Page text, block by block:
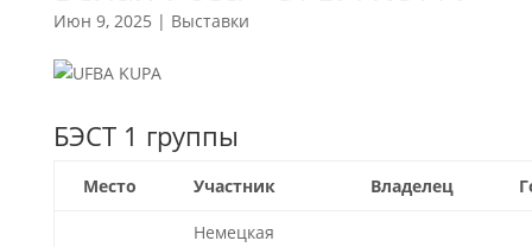
Июн 9, 2025 | Выставки
БЭСТ 1 группы
Место Участник Владелец
Немецкая